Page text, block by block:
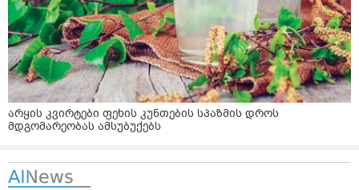
არყის კვირტები ფეხის კუნთების სპაზმის დროს
მდგომარეობას ამსუბუქებს